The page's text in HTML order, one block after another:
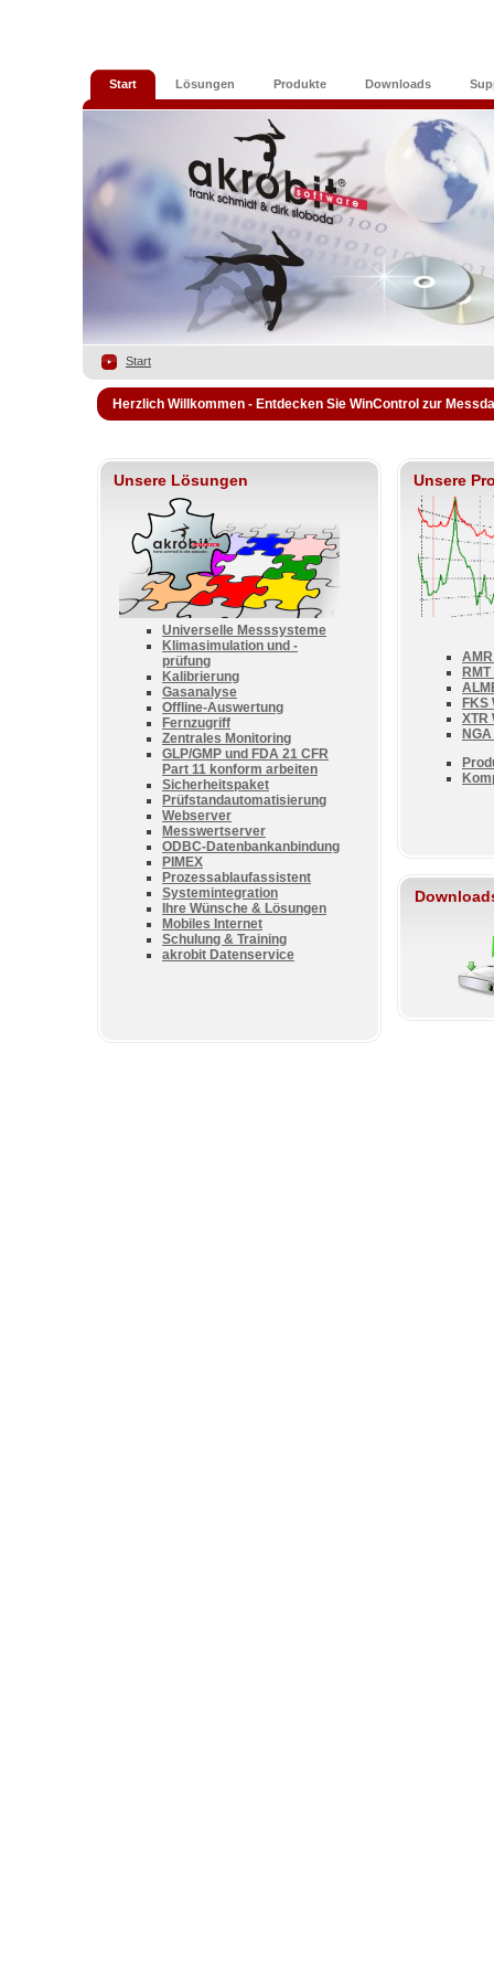
Start Lösungen Produkte Downloads
Start
Herzlich Willkommen - Entdecken Sie WinControl zur
Unsere Lösungen
Universelle Messsysteme
Klimasimulation und -
prüfung
Kalibrierung
Gasanalyse
Offline-Auswertung
Fernzugriff
Zentrales Monitoring
GLP/GMP und FDA 21 CFR
Part 11 konform arbeiten
Sicherheitspaket
Prüfstandautomatisierung
Webserver
Messwertserver
ODBC-Datenbankanbindung
PIMEX
Prozessablaufassistent
Systemintegration
Ihre Wünsche & Lösungen
Mobiles Internet
Schulung & Training
akrobit Datenservice
Unsere
FKS
XTR